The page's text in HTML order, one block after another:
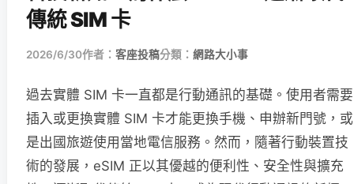
傳統 SIM 卡
2026/6/30作者： 客座投稿分類： 網路大小事
過去實體 SIM 卡一直都是行動通訊的基礎。使用者需要
插入或更換實體 SIM 卡才能更換手機、申辦新門號，或
是出國旅遊使用當地電信服務。然而，隨著行動裝置技
術的發展，eSIM 正以其優越的便利性、安全性與擴充